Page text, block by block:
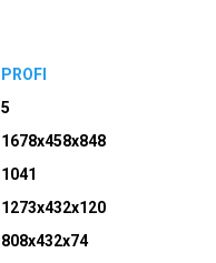
PROFI
5
1678x458x848
1041
1273x432x120
808x432x74